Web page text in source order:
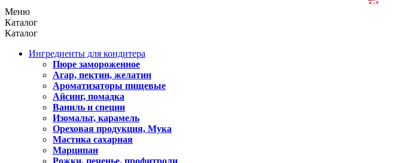
Меню
Каталог
Каталог
Ингредиенты для кондитера
Пюре замороженное
Агар, пектин, желатин
Ароматизаторы пищевые
Айсинг, помадка
Ваниль и специи
Изомальт, карамель
Ореховая продукция, Мука
Мастика сахарная
Марципан
Рожки, печенье, профитроли